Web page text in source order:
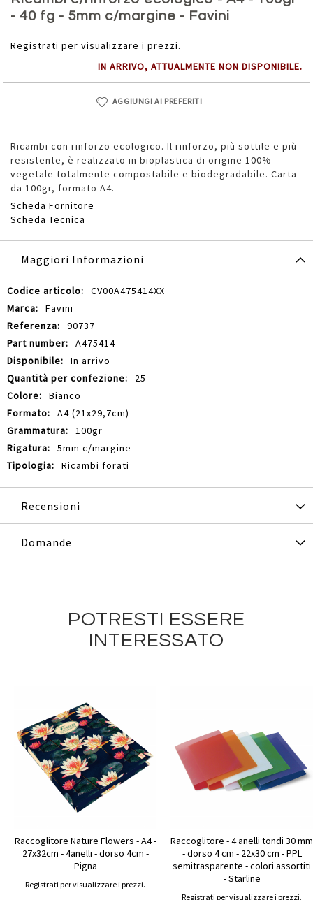
- 40 fg - 5mm c/margine - Favini
Registrati per visualizzare i prezzi.
IN ARRIVO, ATTUALMENTE NON DISPONIBILE.
AGGIUNGI AI PREFERITI
Ricambi con rinforzo ecologico. Il rinforzo, più sottile e più
resistente, è realizzato in bioplastica di origine 100%
vegetale totalmente compostabile e biodegradabile. Carta
da 100gr, formato A4.
Scheda Fornitore
Scheda Tecnica
della
galleria
immagini
Maggiori Informazioni
Maggiori
Informazioni
CV00A475414XX
Favini
90737
A475414
In arrivo
25
Bianco
A4 (21x29,7cm)
100gr
5mm c/margine
Ricambi forati
Recensioni
Domande
POTRESTI ESSERE
INTERESSATO
Raccoglitore Nature Flowers - A4 -
27x32cm - 4anelli - dorso 4cm -
Pigna
Registrati per visualizzare i prezzi.
Raccoglitore - 4 anelli tondi 30 mm
- dorso 4 cm - 22x30 cm - PPL
semitrasparente - colori assortiti
- Starline
Registrati per visualizzare i prezzi.